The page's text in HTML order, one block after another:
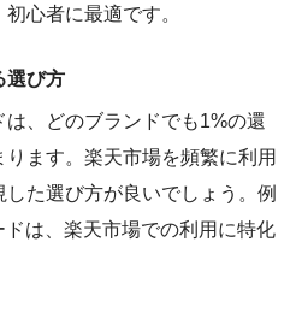
心者に最適です。
選び方
、どのブランドでも1%の還
ます。楽天市場を頻繁に利用
た選び方が良いでしょう。例
は、楽天市場での利用に特化